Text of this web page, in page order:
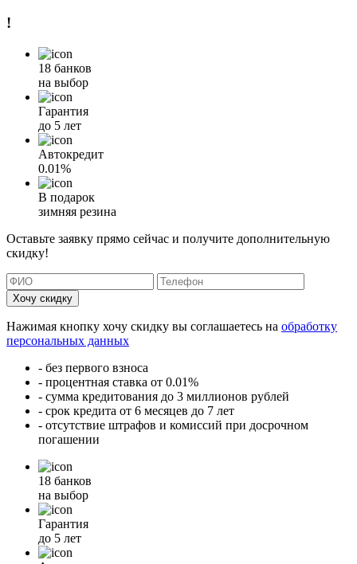
!
18 банков
на выбор
Гарантия
до 5 лет
Автокредит
0.01%
В подарок
зимняя резина
Оставьте заявку прямо сейчас и получите дополнительную
скидку!
Хочу скидку
Нажимая кнопку хочу скидку вы соглашаетесь на обработку
персональных данных
- без первого взноса
- процентная ставка от 0.01%
- сумма кредитования до 3 миллионов рублей
- срок кредита от 6 месяцев до 7 лет
- отсутствие штрафов и комиссий при досрочном
погашении
18 банков
на выбор
Гарантия
до 5 лет